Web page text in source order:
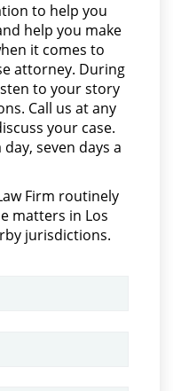
Petitions
Involving
DMV
de Fuego
Pandillas
Público
to help you
help you make
it comes to
attorney. During
to your story
Call us at any
your case.
seven days a
Firm routinely
matters in Los
jurisdictions.